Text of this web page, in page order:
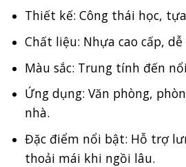
Thiết kế: Công thái học,
Chất liệu: Nhựa cao cấp, dễ
Màu sắc: Trung tính đến
Ứng dụng: Văn phòng,
nhà.
Đặc điểm nổi bật: Hỗ trợ
thoải mái khi ngồi lâu.